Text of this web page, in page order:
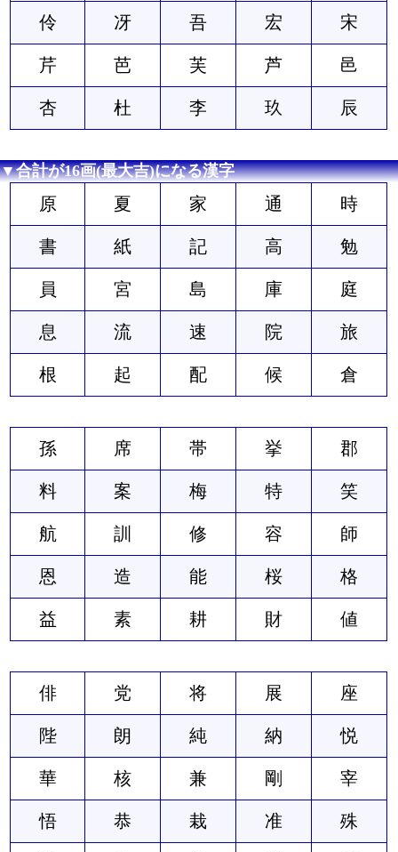
伶 冴 吾 宏 宋
芹 芭 芙 芦 邑
杏 杜 李 玖 辰
▼合計が16画(最大吉)になる漢字
原 夏 家 通 時
書 紙 記 高 勉
員 宮 島 庫 庭
息 流 速 院 旅
根 起 配 候 倉
孫 席 帯 挙 郡
料 案 梅 特 笑
航 訓 修 容 師
恩 造 能 桜 格
益 素 耕 財 値
俳 党 将 展 座
陛 朗 純 納 悦
華 核 兼 剛 宰
悟 恭 栽 准 殊